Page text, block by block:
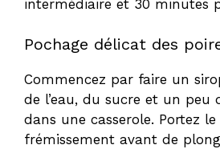
intermédiaire et 30 minutes
Pochage délicat des
Commencez par faire un
de l’eau, du sucre et un peu
dans une casserole. Portez
frémissement avant de